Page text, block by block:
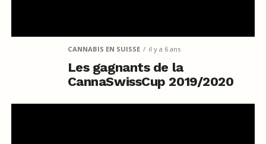
CANNABIS EN SUISSE il y a 6 ans
Les gagnants de la
CannaSwissCup 2019/2020